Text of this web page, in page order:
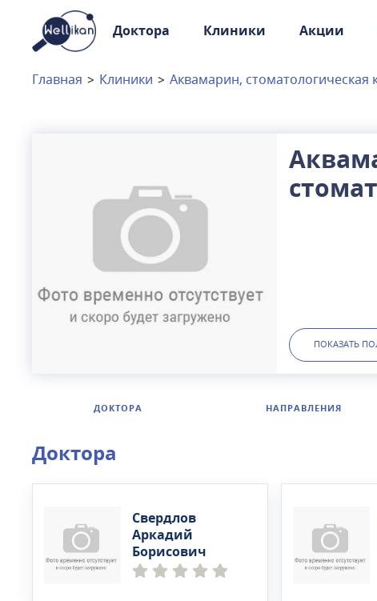
Доктора Клиники Акции
Доктора
Клиники
Московская область
Главная > Клиники > Аквамарин, стоматологическая
ПОКАЗАТЬ
ДОКТОРА НАПРАВЛЕНИЯ
Доктора
Свердлов
Аркадий
Борисович